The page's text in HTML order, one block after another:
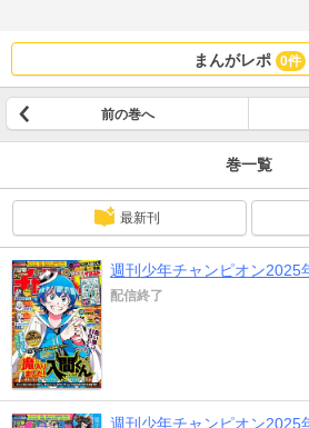
記念センターカラー!!『漫画 ゆうえんち-バキ外
賛連載中!! ●『吸血鬼すぐ死ぬ』『刃牙らへん』『
い”なる剣』は休載です。 ●『漫画 ゆうえんち-バ
す。 ●デジタル版限定特典/アンコール再連載☆
ー』『みつどもえ』『グラップラー刃牙』『囚人
日』 ●電子版につきましては本誌内のプレゼント
まんがレポ 0件
前の巻へ
巻一覧
最新刊
週刊少年チャンピオン2025
配信終了
週刊少年チャンピオン2025